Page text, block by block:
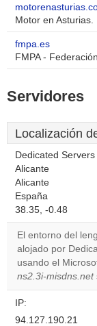
Motor en
fmpa.es
FMPA -
Servidores
Localización
Dedicated
Alicante
Alicante
España
38.35, -0.48
El entorno del
alojado por
usando el
ns2.3i-misdns.net
IP:
94.127.190.21